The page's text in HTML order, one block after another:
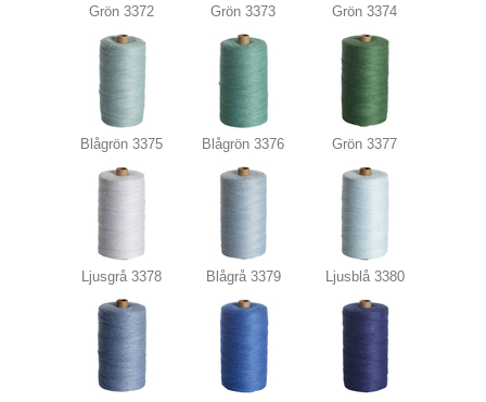
Grön 3372 Grön 3373 Grön 3374
Blågrön 3375 Blågrön 3376 Grön 3377
Ljusgrå 3378 Blågrå 3379 Ljusblå 3380